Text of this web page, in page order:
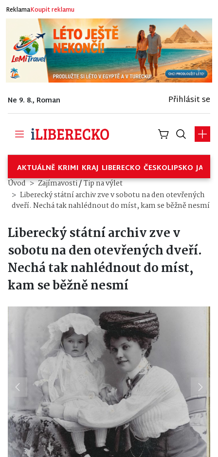
ReklamaKoupit reklamu
Ne 9. 8., Roman Přihlásit se
AKTUÁLNĚ KRIMI KRAJ LIBERECKO ČESKOLIPSKO
Úvod Zajímavosti/Tip na výlet
Liberecký státní archiv zve v sobotu na den otevřených
dveří. Nechá tak nahlédnout do míst, kam se běžně nesmí
Liberecký státní archiv zve v
sobotu na den otevřených dveří.
Nechá tak nahlédnout do míst,
kam se běžně nesmí
Previous Next